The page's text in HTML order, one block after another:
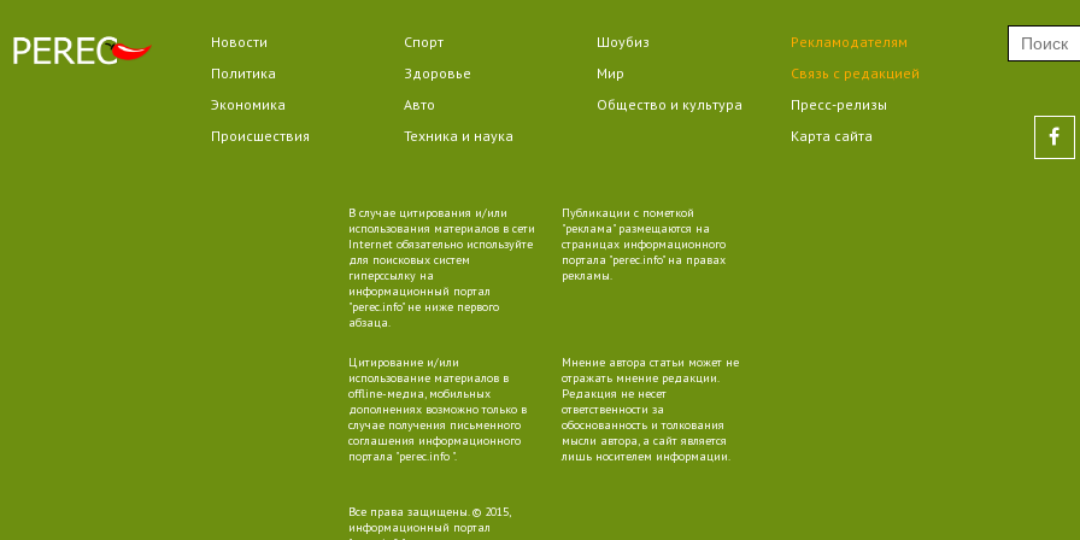
Новости Спорт
Шоубиз
Политика
Здоровье
Мир
Экономика
Авто
Общество и культура
Происшествия
Техника и наука
Рекламодателям
Связь с редакцией
Пресс-релизы
Карта сайта
В случае цитирования и/или
использования материалов в сети
Internet обязательно используйте
для поисковых систем
гиперссылку на
информационный портал
"perec.info" не ниже первого
абзаца.
Публикации с пометкой
"реклама" размещаются на
страницах информационного
портала "perec.info" на правах
рекламы.
Цитирование и/или
использование материалов в
offline-медиа, мобильных
дополнениях возможно только в
случае получения письменного
соглашения информационного
портала "perec.info ".
Мнение автора статьи может не
отражать мнение редакции.
Редакция не несет
ответственности за
обоснованность и толкования
мысли автора, а сайт является
лишь носителем информации.
Все права защищены. © 2015,
информационный портал